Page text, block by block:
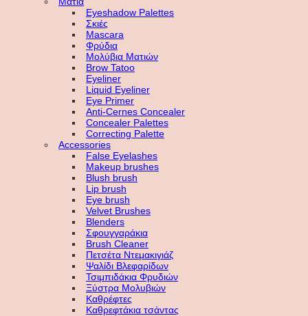
Eyeshadow Palettes
Σκιές
Mascara
Φρύδια
Μολύβια Ματιών
Brow Tatoo
Eyeliner
Liquid Eyeliner
Eye Primer
Anti-Cernes Concealer
Concealer Palettes
Correcting Palette
Accessories
False Eyelashes
Makeup brushes
Blush brush
Lip brush
Eye brush
Velvet Brushes
Blenders
Σφουγγαράκια
Brush Cleaner
Πετσέτα Ντεμακιγιάζ
Ψαλίδι Βλεφαρίδων
Τσιμπιδάκια Φρυδιών
Ξύστρα Μολυβιών
Καθρέφτες
Καθρεφτάκια τσάντας